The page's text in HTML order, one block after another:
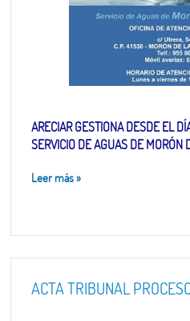
ARECIAR GESTIONA DESDE EL
SERVICIO DE AGUAS DE MORÓN
Leer más»
ACTA TRIBUNAL